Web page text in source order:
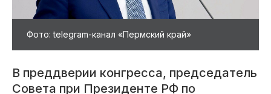
Фото: telegram-канал «Пермский край»
В преддверии конгресса, председатель
Совета при Президенте РФ по